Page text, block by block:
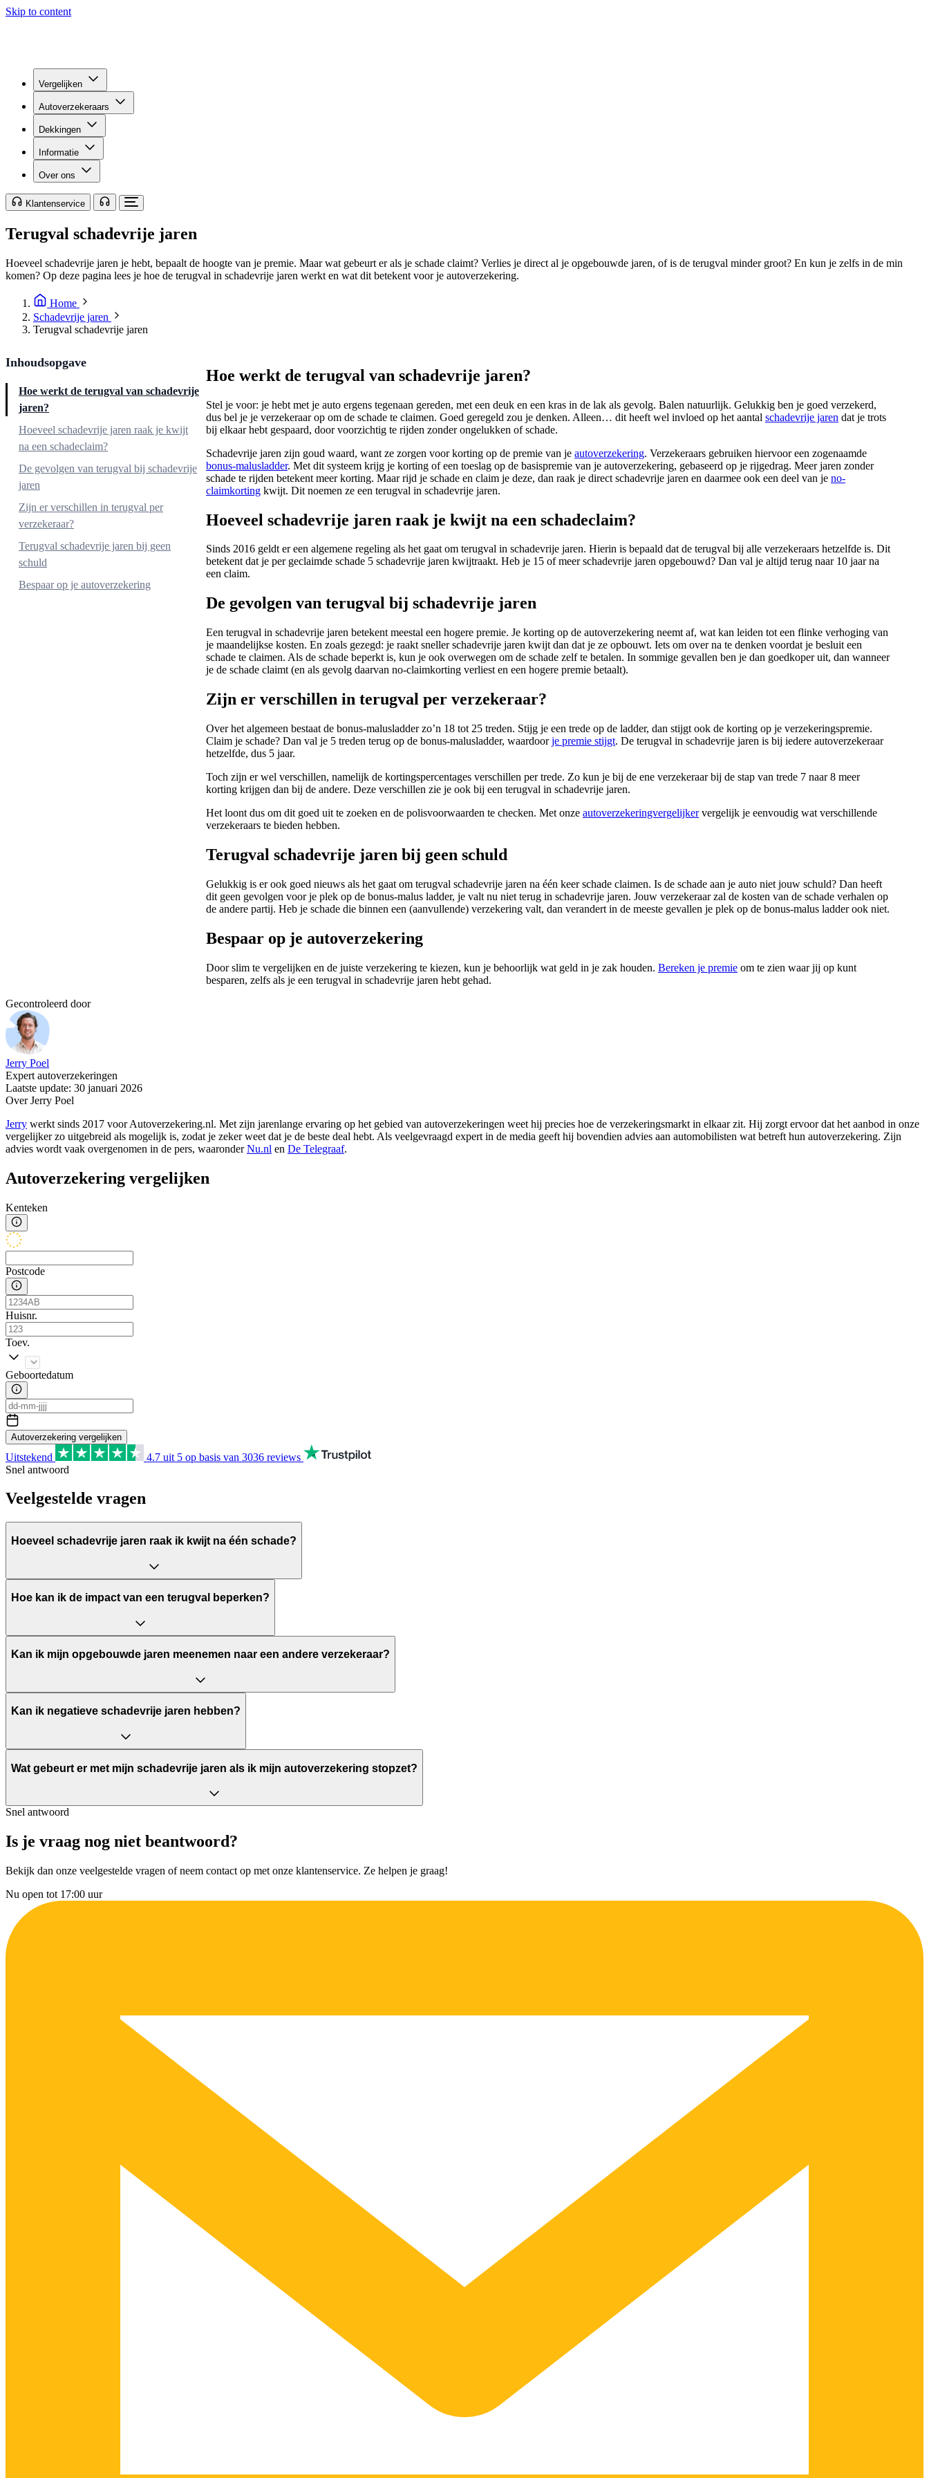
Skip to content
Vergelijken
Autoverzekeraars
Dekkingen
Informatie
Over ons
Klantenservice
Terugval schadevrije jaren
Hoeveel schadevrije jaren je hebt, bepaalt de hoogte van je premie. Maar wat gebeurt er als je schade claimt? Verlies je direct al je opgebouwde jaren, of is de terugval minder groot? En kun je zelfs in de min
komen? Op deze pagina lees je hoe de terugval in schadevrije jaren werkt en wat dit betekent voor je autoverzekering.
Home
Schadevrije jaren
Terugval schadevrije jaren
Inhoudsopgave
Hoe werkt de terugval van schadevrije
jaren?
Hoeveel schadevrije jaren raak je kwijt
na een schadeclaim?
De gevolgen van terugval bij schadevrije
jaren
Zijn er verschillen in terugval per
verzekeraar?
Terugval schadevrije jaren bij geen
schuld
Bespaar op je autoverzekering
Hoe werkt de terugval van schadevrije jaren?
Stel je voor: je hebt met je auto ergens tegenaan gereden, met een deuk en een kras in de lak als gevolg. Balen natuurlijk. Gelukkig ben je goed verzekerd,
dus bel je je verzekeraar op om de schade te claimen. Goed geregeld zou je denken. Alleen… dit heeft wel invloed op het aantal schadevrije jaren dat je trots
bij elkaar hebt gespaard, door voorzichtig te rijden zonder ongelukken of schade.
Schadevrije jaren zijn goud waard, want ze zorgen voor korting op de premie van je autoverzekering. Verzekeraars gebruiken hiervoor een zogenaamde
bonus-malusladder. Met dit systeem krijg je korting of een toeslag op de basispremie van je autoverzekering, gebaseerd op je rijgedrag. Meer jaren zonder
schade te rijden betekent meer korting. Maar rijd je schade en claim je deze, dan raak je direct schadevrije jaren en daarmee ook een deel van je no-
claimkorting kwijt. Dit noemen ze een terugval in schadevrije jaren.
Hoeveel schadevrije jaren raak je kwijt na een schadeclaim?
Sinds 2016 geldt er een algemene regeling als het gaat om terugval in schadevrije jaren. Hierin is bepaald dat de terugval bij alle verzekeraars hetzelfde is. Dit
betekent dat je per geclaimde schade 5 schadevrije jaren kwijtraakt. Heb je 15 of meer schadevrije jaren opgebouwd? Dan val je altijd terug naar 10 jaar na
een claim.
De gevolgen van terugval bij schadevrije jaren
Een terugval in schadevrije jaren betekent meestal een hogere premie. Je korting op de autoverzekering neemt af, wat kan leiden tot een flinke verhoging van
je maandelijkse kosten. En zoals gezegd: je raakt sneller schadevrije jaren kwijt dan dat je ze opbouwt. Iets om over na te denken voordat je besluit een
schade te claimen. Als de schade beperkt is, kun je ook overwegen om de schade zelf te betalen. In sommige gevallen ben je dan goedkoper uit, dan wanneer
je de schade claimt (en als gevolg daarvan no-claimkorting verliest en een hogere premie betaalt).
Zijn er verschillen in terugval per verzekeraar?
Over het algemeen bestaat de bonus-malusladder zo’n 18 tot 25 treden. Stijg je een trede op de ladder, dan stijgt ook de korting op je verzekeringspremie.
Claim je schade? Dan val je 5 treden terug op de bonus-malusladder, waardoorje premie stijgt. De terugval in schadevrije jaren is bij iedere autoverzekeraar
hetzelfde, dus 5 jaar.
Toch zijn er wel verschillen, namelijk de kortingspercentages verschillen per trede. Zo kun je bij de ene verzekeraar bij de stap van trede 7 naar 8 meer
korting krijgen dan bij de andere. Deze verschillen zie je ook bij een terugval in schadevrije jaren.
Het loont dus om dit goed uit te zoeken en de polisvoorwaarden te checken. Met onze autoverzekeringvergelijkervergelijk je eenvoudig wat verschillende
verzekeraars te bieden hebben.
Terugval schadevrije jaren bij geen schuld
Gelukkig is er ook goed nieuws als het gaat om terugval schadevrije jaren na één keer schade claimen. Is de schade aan je auto niet jouw schuld? Dan heeft
dit geen gevolgen voor je plek op de bonus-malus ladder, je valt nu niet terug in schadevrije jaren. Jouw verzekeraar zal de kosten van de schade verhalen op
de andere partij. Heb je schade die binnen een (aanvullende) verzekering valt, dan verandert in de meeste gevallen je plek op de bonus-malus ladder ook niet.
Bespaar op je autoverzekering
Door slim te vergelijken en de juiste verzekering te kiezen, kun je behoorlijk wat geld in je zak houden. Bereken je premie om te zien waar jij op kunt
besparen, zelfs als je een terugval in schadevrije jaren hebt gehad.
Gecontroleerd door
Jerry Poel
Expert autoverzekeringen
Laatste update: 30 januari 2026
Over Jerry Poel
Jerry werkt sinds 2017 voor Autoverzekering.nl. Met zijn jarenlange ervaring op het gebied van autoverzekeringen weet hij precies hoe de verzekeringsmarkt in elkaar zit. Hij zorgt ervoor dat het aanbod in onze
vergelijker zo uitgebreid als mogelijk is, zodat je zeker weet dat je de beste deal hebt. Als veelgevraagd expert in de media geeft hij bovendien advies aan automobilisten wat betreft hun autoverzekering. Zijn
advies wordt vaak overgenomen in de pers, waaronderNu.nl en De Telegraaf.
Autoverzekering vergelijken
Kenteken
Postcode
Huisnr.
Toev.
Geboortedatum
Autoverzekering vergelijken
Uitstekend 4.7 uit 5 op basis van 3036 reviews
Snel antwoord
Veelgestelde vragen
Hoeveel schadevrije jaren raak ik kwijt na één schade?
Hoe kan ik de impact van een terugval beperken?
Kan ik mijn opgebouwde jaren meenemen naar een andere verzekeraar?
Kan ik negatieve schadevrije jaren hebben?
Wat gebeurt er met mijn schadevrije jaren als ik mijn autoverzekering stopzet?
Snel antwoord
Is je vraag nog niet beantwoord?
Bekijk dan onze veelgestelde vragen of neem contact op met onze klantenservice. Ze helpen je graag!
Nu open tot 17:00 uur